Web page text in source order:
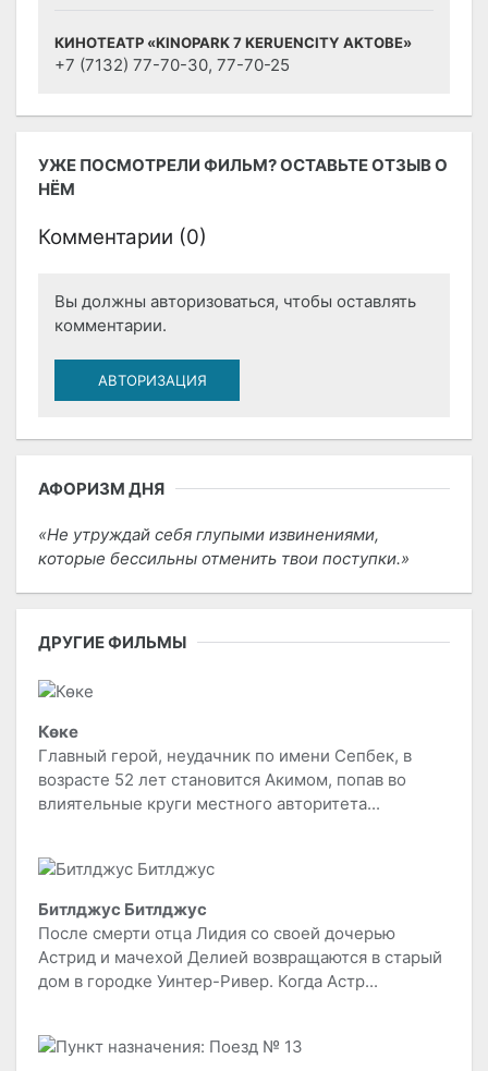
КИНОТЕАТР «KINOPARK 7 KERUENCITY AKTOBE»
+7 (7132) 77-70-30, 77-70-25
УЖЕ ПОСМОТРЕЛИ ФИЛЬМ? ОСТАВЬТЕ ОТЗЫВ О
НЁМ
Комментарии (0)
Вы должны авторизоваться, чтобы оставлять
комментарии.
АВТОРИЗАЦИЯ
АФОРИЗМ ДНЯ
Не утруждай себя глупыми извинениями,
которые бессильны отменить твои поступки.
ДРУГИЕ ФИЛЬМЫ
Көке
Главный герой, неудачник по имени Сепбек, в
возрасте 52 лет становится Акимом, попав во
влиятельные круги местного авторитета...
Битлджус Битлджус
После смерти отца Лидия со своей дочерью
Астрид и мачехой Делией возвращаются в старый
дом в городке Уинтер-Ривер. Когда Астр...